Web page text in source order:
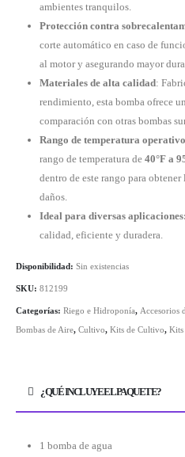
ambientes tranquilos.
Protección contra
corte automático en caso de
al motor y asegurando mayor
Materiales de alta calidad:
rendimiento, esta bomba ofrece
comparación con otras bombas
Rango de temperatura operativo
rango de temperatura de 40°F a
dentro de este rango para
daños.
Ideal para diversas aplicaciones:
calidad, eficiente y duradera.
Disponibilidad: Sin existencias
SKU: 812199
Categorías: Riego e Hidroponía, Accesorios
Bombas de Aire, Cultivo, Kits de Cultivo, Kits
¿QUÉ INCLUYE EL PAQUETE?
1 bomba de agua